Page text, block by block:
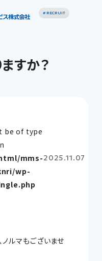
# RECRUIT
すか？
be of type
mms-
wp-
2025.11.07
ルマもございませ